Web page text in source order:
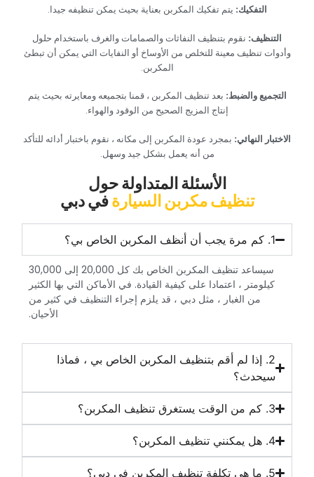
‏التفكيك:‏ ‏يتم تفكيك المكربن بعناية بحيث يمكن تنظيفه جيدا.‏
‏التنظيف:‏ ‏نقوم بتنظيف النفاثات والصمامات والغرف باستخدام حلول
وأدوات تنظيف معينة للتخلص من الأوساخ أو النفايات التي يمكن أن تبطئ
المكربن.‏
‏التجميع والضبط:‏ ‏ بعد تنظيف المكربن ، قمنا بتجميعه ومعايرته بحيث يتم
إنتاج المزيج الصحيح من الوقود والهواء.‏
‏الاختبار النهائي:‏ ‏بمجرد عودة المكربن إلى مكانه ، نقوم باختبار أدائه للتأكد
من أنه يعمل بشكل جيد وسهل.‏
‏الأسئلة المتداولة حول‏
‏تنظيف مكربن السيارة‏‏في دبي‏
‏سيساعد تنظيف المكربن الخاص بك كل 20,000 إلى 30,000
كيلومتر ، اعتمادا على كيفية القيادة. في الأماكن التي بها الكثير
من الغبار ، مثل دبي ، قد يلزم إجراء التنظيف في كثير من
الأحيان.‏
‏2. إذا لم أقم بتنظيف المكربن الخاص بي ، فماذا
سيحدث؟‏
‏4. هل يمكنني تنظيف المكربن؟‏